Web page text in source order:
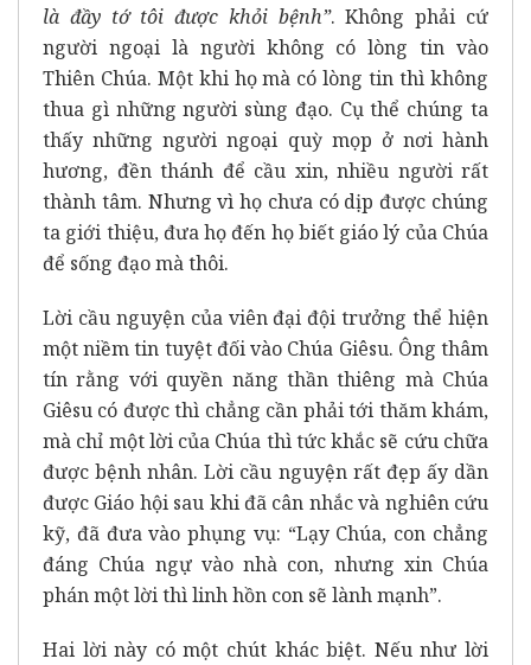
là đầy tớ tôi được khỏi bệnh”. Không phải cứ
người ngoại là người không có lòng tin vào
Thiên Chúa. Một khi họ mà có lòng tin thì không
thua gì những người sùng đạo. Cụ thể chúng ta
thấy những người ngoại quỳ mọp ở nơi hành
hương, đền thánh để cầu xin, nhiều người rất
thành tâm. Nhưng vì họ chưa có dịp được chúng
ta giới thiệu, đưa họ đến họ biết giáo lý của Chúa
để sống đạo mà thôi.
Lời cầu nguyện của viên đại đội trưởng thể hiện
một niềm tin tuyệt đối vào Chúa Giêsu. Ông thâm
tín rằng với quyền năng thần thiêng mà Chúa
Giêsu có được thì chẳng cần phải tới thăm khám,
mà chỉ một lời của Chúa thì tức khắc sẽ cứu chữa
được bệnh nhân. Lời cầu nguyện rất đẹp ấy dần
được Giáo hội sau khi đã cân nhắc và nghiên cứu
kỹ, đã đưa vào phụng vụ: “Lạy Chúa, con chẳng
đáng Chúa ngự vào nhà con, nhưng xin Chúa
phán một lời thì linh hồn con sẽ lành mạnh”.
Hai lời này có một chút khác biệt. Nếu như lời